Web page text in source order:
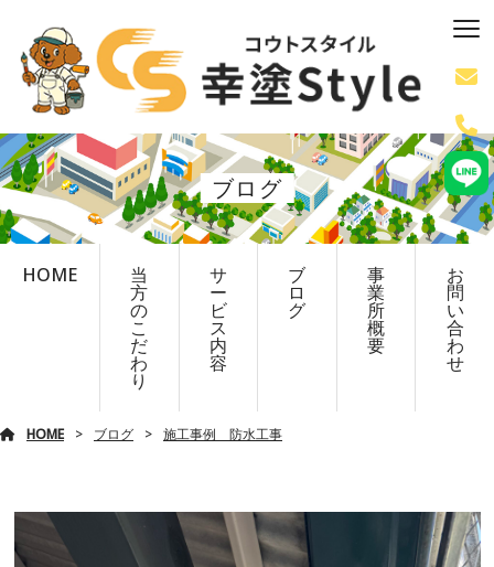
ブログ
HOME 当
方
の
こ
だ
わ
り
サ
ー
ビ
ス
内
容
ブ
ロ
グ
事
業
所
概
要
お
問
い
合
わ
せ
HOME ブログ 施工事例 防水工事